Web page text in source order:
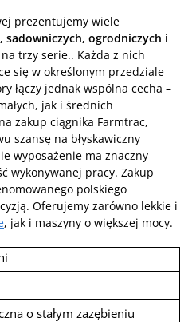
prezentujemy wiele
sadowniczych, ogrodniczych i
trzy serie.. Każda z nich
się w określonym przedziale
łączy jednak wspólna cecha –
jak i średnich
zakup ciągnika Farmtrac,
szansę na błyskawiczny
wyposażenie ma znaczny
wykonywanej pracy. Zakup
polskiego
Oferujemy zarówno lekkie i
, jak i maszyny o większej mocy.
o stałym zazębieniu